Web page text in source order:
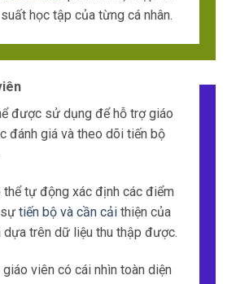
học tập của từng cá nhân.
được sử dụng để hỗ trợ giáo
đánh giá và theo dõi tiến bộ
thể tự động xác định các điểm
tiến bộ và cần cải thiện của
trên dữ liệu thu thập được.
viên có cái nhìn toàn diện